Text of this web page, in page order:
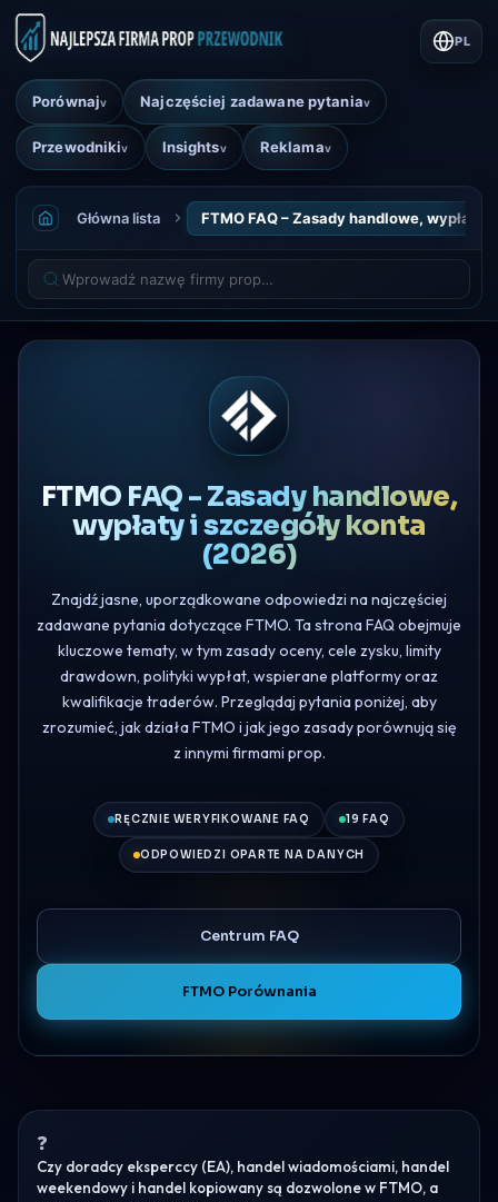
Porównajv Najczęściej zadawane pytaniav
Przewodnikiv Insightsv Reklamav
PL
Główna lista FTMO FAQ – Zasady handlowe, wypłaty
FTMO FAQ - Zasady handlowe,
wypłaty i szczegóły konta
(2026)
Znajdź jasne, uporządkowane odpowiedzi na najczęściej
zadawane pytania dotyczące FTMO. Ta strona FAQ obejmuje
kluczowe tematy, w tym zasady oceny, cele zysku, limity
drawdown, polityki wypłat, wspierane platformy oraz
kwalifikacje traderów. Przeglądaj pytania poniżej, aby
zrozumieć, jak działa FTMO i jak jego zasady porównują się
z innymi firmami prop.
RĘCZNIE WERYFIKOWANE FAQ 19 FAQ
ODPOWIEDZI OPARTE NA DANYCH
Centrum FAQ
FTMO Porównania
Czy doradcy eksperccy (EA), handel wiadomościami, handel
weekendowy i handel kopiowany są dozwolone w FTMO, a